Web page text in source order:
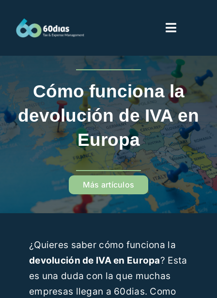
contenido
Toggle
Servicios
Sobre 60dias
Proveedores
Contáctanos
Cómo funciona la
devolución de IVA en
Europa
Más artículos
¿Quieres saber cómo funciona la
devolución de IVA en Europa? Esta
es una duda con la que muchas
empresas llegan a 60dias. Como